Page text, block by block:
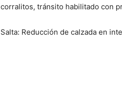
corralitos, tránsito habilitado con
Salta: Reducción de calzada en